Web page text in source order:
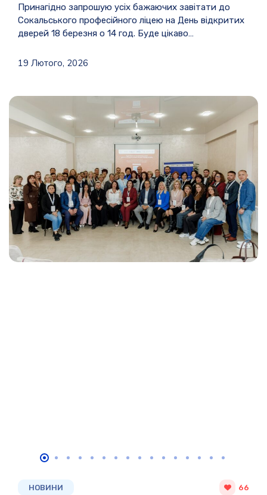
Принагідно запрошую усіх бажаючих завітати до
Сокальського професійного ліцею на День відкритих
дверей 18 березня о 14 год. Буде цікаво…
19 Лютого, 2026
НОВИНИ 66